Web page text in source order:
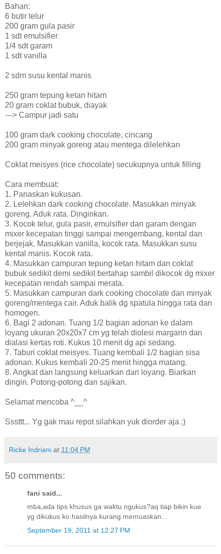
Bahan:
6 butir telur
200 gram gula pasir
1 sdt emulsifier
1/4 sdt garam
1 sdt vanilla
2 sdm susu kental manis
250 gram tepung ketan hitam
20 gram coklat bubuk, diayak
---> Campur jadi satu
100 gram dark cooking chocolate, cincang
200 gram minyak goreng atau mentega dilelehkan
Coklat meisyes (rice chocolate) secukupnya untuk filling
Cara membuat:
1. Panaskan kukusan.
2. Lelehkan dark cooking chocolate. Masukkan minyak
goreng. Aduk rata. Dinginkan.
3. Kocok telur, gula pasir, emulsifier dan garam dengan
mixer kecepatan tinggi sampai mengembang, kental dan
berjejak. Masukkan vanilla, kocok rata. Masukkan susu
kental manis. Kocok rata.
4. Masukkan campuran tepung ketan hitam dan coklat
bubuk sedikit demi sedikit bertahap sambil dikocok dg mixer
kecepatan rendah sampai merata.
5. Masukkan campuran dark cooking chocolate dan minyak
goreng/mentega cair. Aduk balik dg spatula hingga rata dan
homogen.
6. Bagi 2 adonan. Tuang 1/2 bagian adonan ke dalam
loyang ukuran 20x20x7 cm yg telah diolesi margarin dan
dialasi kertas roti. Kukus 10 menit dg api sedang.
7. Taburi coklat meisyes. Tuang kembali 1/2 bagian sisa
adonan. Kukus kembali 20-25 menit hingga matang.
8. Angkat dan langsung keluarkan dari loyang. Biarkan
dingin. Potong-potong dan sajikan.
Selamat mencoba ^__^
Sssttt... Yg gak mau repot silahkan yuk diorder aja ;)
Ricke Indriani at 11:04 PM
50 comments:
fani said...
mba,ada tips khusus ga waktu ngukus?aq tiap bikin kue
yg dikukus ko hasilnya kurang memuaskan...
September 19, 2011 at 12:27 PM